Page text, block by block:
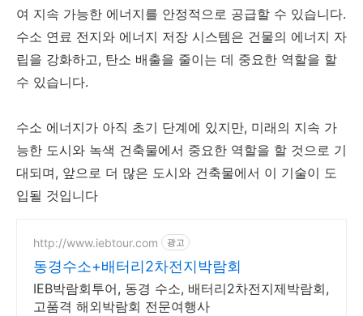
여 지속 가능한 에너지를 안정적으로 공급할 수 있습니다.
수소 연료 전지와 에너지 저장 시스템은 건물의 에너지 자
립을 강화하고, 탄소 배출을 줄이는 데 중요한 역할을 할
수 있습니다.
수소 에너지가 아직 초기 단계에 있지만, 미래의 지속 가
능한 도시와 녹색 건축물에서 중요한 역할을 할 것으로 기
대되며, 앞으로 더 많은 도시와 건축물에서 이 기술이 도
입될 것입니다
http://www.iebtour.com 광고
동경수소+배터리2차전지박람회
IEB박람회투어, 동경 수소, 배터리2차전지제박람회,
고품격 해외박람회 전문여행사